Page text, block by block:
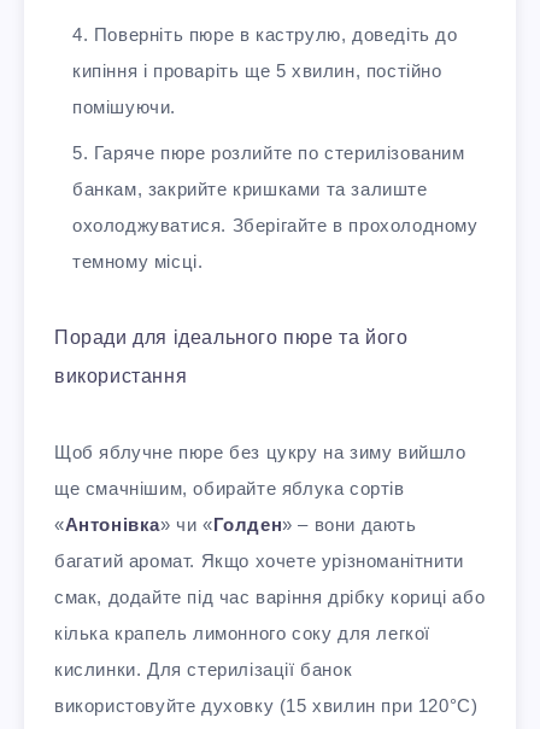
Поверніть пюре в каструлю, доведіть до
кипіння і проваріть ще 5 хвилин, постійно
помішуючи.
Гаряче пюре розлийте по стерилізованим
банкам, закрийте кришками та залиште
охолоджуватися. Зберігайте в прохолодному
темному місці.
Поради для ідеального пюре та його
використання
Щоб яблучне пюре без цукру на зиму вийшло
ще смачнішим, обирайте яблука сортів
«Антонівка» чи «Голден» – вони дають
багатий аромат. Якщо хочете урізноманітнити
смак, додайте під час варіння дрібку кориці або
кілька крапель лимонного соку для легкої
кислинки. Для стерилізації банок
використовуйте духовку (15 хвилин при 120°C)